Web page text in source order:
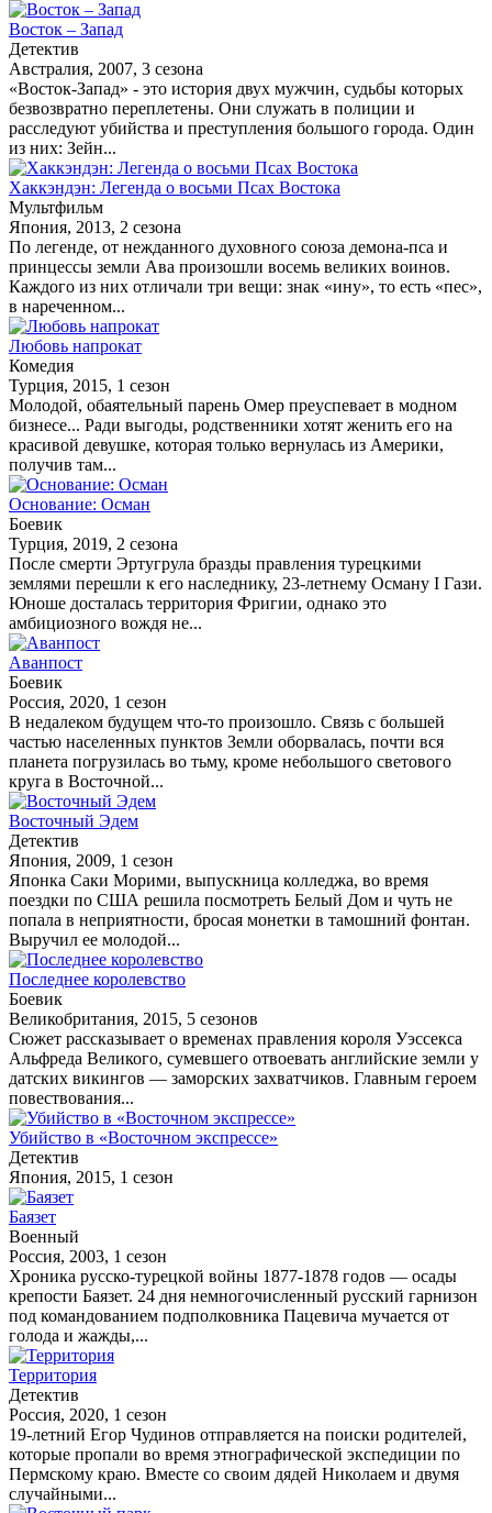
Восток – Запад
Детектив
Австралия, 2007, 3 сезона
«Восток-Запад» - это история двух мужчин, судьбы которых
безвозвратно переплетены. Они служать в полиции и
расследуют убийства и преступления большого города. Один
из них: Зейн...
Хаккэндэн: Легенда о восьми Псах Востока
Мультфильм
Япония, 2013, 2 сезона
По легенде, от нежданного духовного союза демона-пса и
принцессы земли Ава произошли восемь великих воинов.
Каждого из них отличали три вещи: знак «ину», то есть «пес»,
в нареченном...
Любовь напрокат
Комедия
Турция, 2015, 1 сезон
Молодой, обаятельный парень Омер преуспевает в модном
бизнесе... Ради выгоды, родственники хотят женить его на
красивой девушке, которая только вернулась из Америки,
получив там...
Основание: Осман
Боевик
Турция, 2019, 2 сезона
После смерти Эртугрула бразды правления турецкими
землями перешли к его наследнику, 23-летнему Осману I Гази.
Юноше досталась территория Фригии, однако это
амбициозного вождя не...
Аванпост
Боевик
Россия, 2020, 1 сезон
В недалеком будущем что-то произошло. Связь с большей
частью населенных пунктов Земли оборвалась, почти вся
планета погрузилась во тьму, кроме небольшого светового
круга в Восточной...
Восточный Эдем
Детектив
Япония, 2009, 1 сезон
Японка Саки Морими, выпускница колледжа, во время
поездки по США решила посмотреть Белый Дом и чуть не
попала в неприятности, бросая монетки в тамошний фонтан.
Выручил ее молодой...
Последнее королевство
Боевик
Великобритания, 2015, 5 сезонов
Сюжет рассказывает о временах правления короля Уэссекса
Альфреда Великого, сумевшего отвоевать английские земли у
датских викингов — заморских захватчиков. Главным героем
повествования...
Убийство в «Восточном экспрессе»
Детектив
Япония, 2015, 1 сезон
Баязет
Военный
Россия, 2003, 1 сезон
Хроника русско-турецкой войны 1877-1878 годов — осады
крепости Баязет. 24 дня немногочисленный русский гарнизон
под командованием подполковника Пацевича мучается от
голода и жажды,...
Территория
Детектив
Россия, 2020, 1 сезон
19-летний Егор Чудинов отправляется на поиски родителей,
которые пропали во время этнографической экспедиции по
Пермскому краю. Вместе со своим дядей Николаем и двумя
случайными...